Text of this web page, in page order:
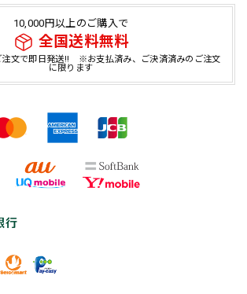
10,000円以上のご購入で
全国送料無料
注文で即日発送!! ※お支払済み、ご決済済みのご注文
に限ります